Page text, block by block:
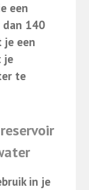
een
dan 140
je een
je
te
in je